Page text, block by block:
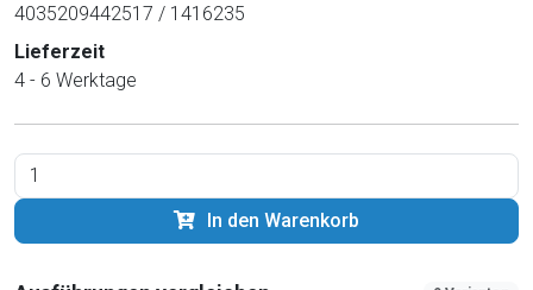
4035209442517 / 1416235
Lieferzeit
4 - 6 Werktage
In den Warenkorb